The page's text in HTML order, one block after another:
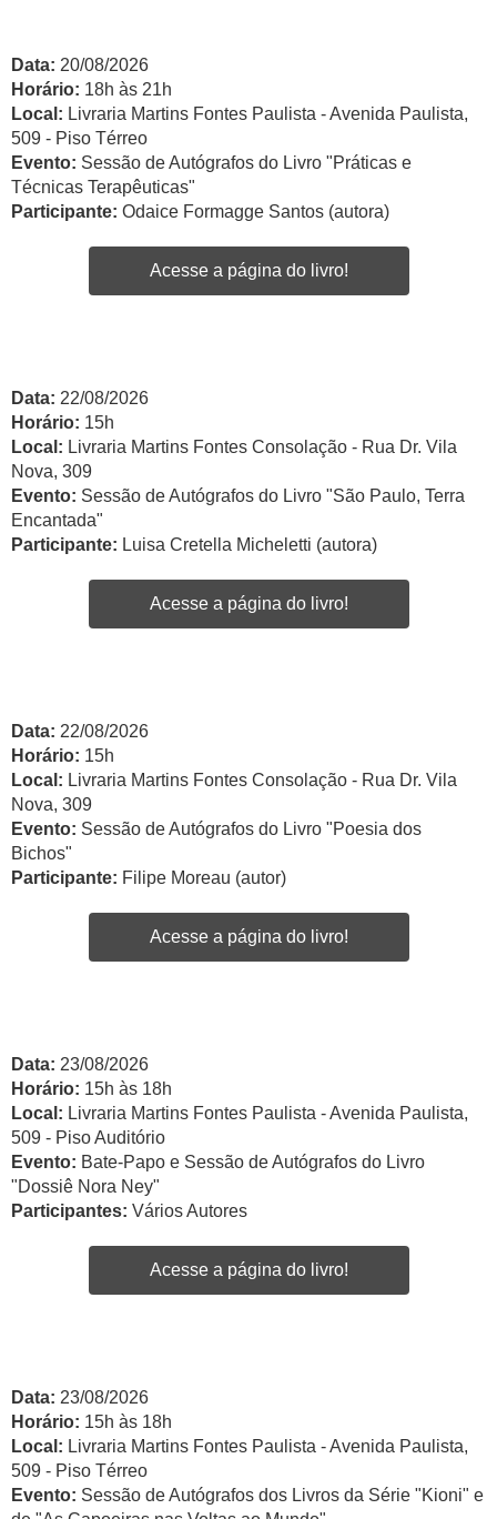
Data: 20/08/2026
Horário: 18h às 21h
Local: Livraria Martins Fontes Paulista - Avenida Paulista,
509 - Piso Térreo
Evento: Sessão de Autógrafos do Livro "Práticas e
Técnicas Terapêuticas"
Participante: Odaice Formagge Santos (autora)
Acesse a página do livro!
Data: 22/08/2026
Horário: 15h
Local: Livraria Martins Fontes Consolação - Rua Dr. Vila
Nova, 309
Evento: Sessão de Autógrafos do Livro "São Paulo, Terra
Encantada"
Participante: Luisa Cretella Micheletti (autora)
Acesse a página do livro!
Data: 22/08/2026
Horário: 15h
Local: Livraria Martins Fontes Consolação - Rua Dr. Vila
Nova, 309
Evento: Sessão de Autógrafos do Livro "Poesia dos
Bichos"
Participante: Filipe Moreau (autor)
Acesse a página do livro!
Data: 23/08/2026
Horário: 15h às 18h
Local: Livraria Martins Fontes Paulista - Avenida Paulista,
509 - Piso Auditório
Evento: Bate-Papo e Sessão de Autógrafos do Livro
"Dossiê Nora Ney"
Participantes: Vários Autores
Acesse a página do livro!
Data: 23/08/2026
Horário: 15h às 18h
Local: Livraria Martins Fontes Paulista - Avenida Paulista,
509 - Piso Térreo
Evento: Sessão de Autógrafos dos Livros da Série "Kioni" e